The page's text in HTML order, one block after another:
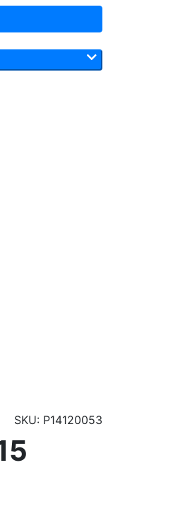
SKU: P14120053